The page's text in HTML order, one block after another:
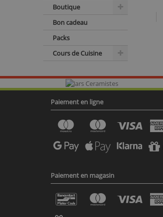
Boutique
Bon cadeau
Packs
Cours de Cuisine
Paiement en ligne
Paiement en magasin